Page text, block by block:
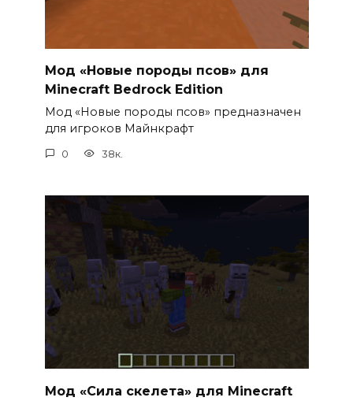
Мод «Новые породы псов» для
Minecraft Bedrock Edition
Мод «Новые породы псов» предназначен
для игроков Майнкрафт
0 38к.
Мод «Сила скелета» для Minecraft